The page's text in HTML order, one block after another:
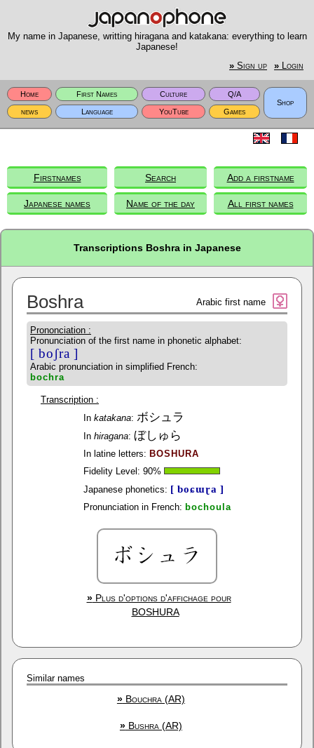
My name in Japanese, writting hiragana and katakana: everything to learn
Japanese!
» Sign up » Login
Home First Names Culture
Q/A
Shop
news
Language YouTube Games
Firstnames Search Add a firstname
Japanese names Name of the day All first names
Transcriptions Boshra in Japanese
Boshra Arabic first name
Prononciation :
Pronunciation of the first name in phonetic alphabet:
[ boʃra ]
Arabic pronunciation in simplified French:
bochra
Transcription :
In katakana: ボシュラ
In hiragana: ぼしゅら
In latine letters: BOSHURA
Fidelity Level: 90%
Japanese phonetics: [ boɕɯɽa ]
Pronunciation in French: bochoula
»Plus d'options d'affichage pour
BOSHURA
Similar names
»Bouchra (AR)
»Bushra (AR)